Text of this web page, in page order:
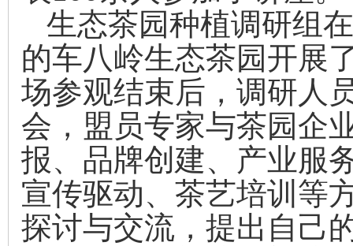
生态茶园种植调研组
的车八岭生态茶园开展
场参观结束后，调研人
会，盟员专家与茶园企
报、品牌创建、产业服
宣传驱动、茶艺培训等
探讨与交流，提出自己